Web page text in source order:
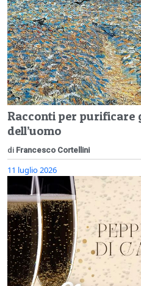
Racconti per purificare
dell’uomo
di Francesco Cortellini
11 luglio 2026